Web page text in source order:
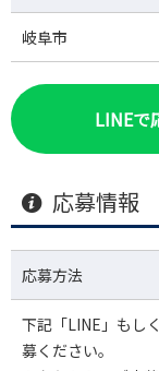
岐阜市
LINEで
応募情報
応募方法
下記「LINE」もし
募ください。